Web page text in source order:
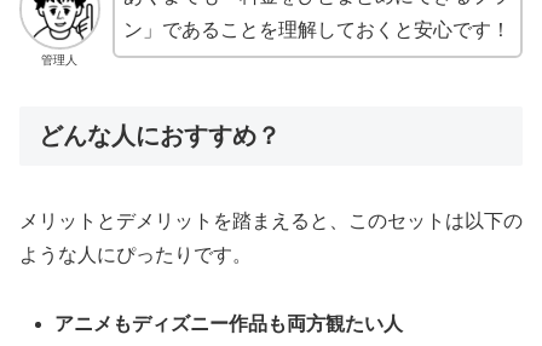
管理人
ン」であることを理解しておくと安心です！
どんな人におすすめ？
メリットとデメリットを踏まえると、このセットは以下の
ような人にぴったりです。
アニメもディズニー作品も両方観たい人